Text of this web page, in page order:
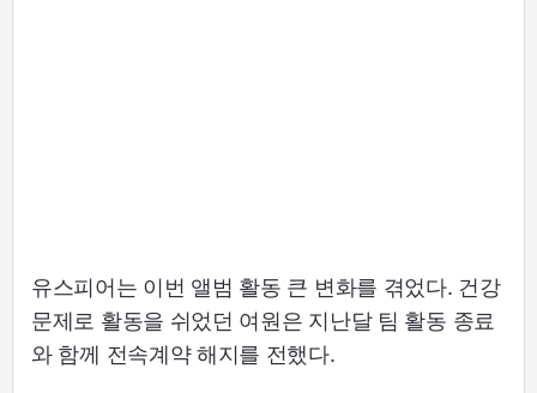
유스피어는 이번 앨범 활동 큰 변화를 겪었다. 건강
문제로 활동을 쉬었던 여원은 지난달 팀 활동 종료
와 함께 전속계약 해지를 전했다.